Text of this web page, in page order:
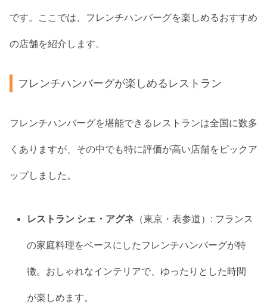
です。ここでは、フレンチハンバーグを楽しめるおすすめ
の店舗を紹介します。
フレンチハンバーグが楽しめるレストラン
フレンチハンバーグを堪能できるレストランは全国に数多
くありますが、その中でも特に評価が高い店舗をピックア
ップしました。
レストラン シェ・アグネ （東京・表参道）: フランス
の家庭料理をベースにしたフレンチハンバーグが特
徴。おしゃれなインテリアで、ゆったりとした時間
が楽しめます。